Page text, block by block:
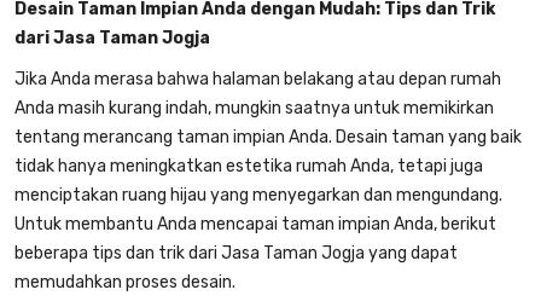
Desain Taman Impian Anda dengan Mudah: Tips dan Trik
dari Jasa Taman Jogja
Jika Anda merasa bahwa halaman belakang atau depan rumah
Anda masih kurang indah, mungkin saatnya untuk memikirkan
tentang merancang taman impian Anda. Desain taman yang baik
tidak hanya meningkatkan estetika rumah Anda, tetapi juga
menciptakan ruang hijau yang menyegarkan dan mengundang.
Untuk membantu Anda mencapai taman impian Anda, berikut
beberapa tips dan trik dari Jasa Taman Jogja yang dapat
memudahkan proses desain.